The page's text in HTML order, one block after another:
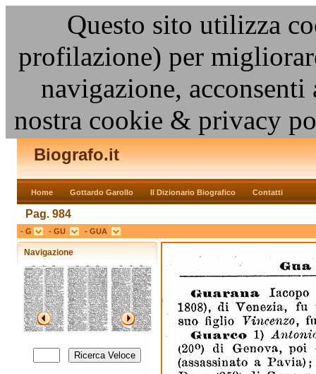
Questo sito utilizza
profilazione) per
navigazione,
nostra cookie & privacy
Biografo.it
Home Gottardo Garollo Il Dizionario Biografico Contatti
Pag. 984
- G - GU - GUA
Navigazione